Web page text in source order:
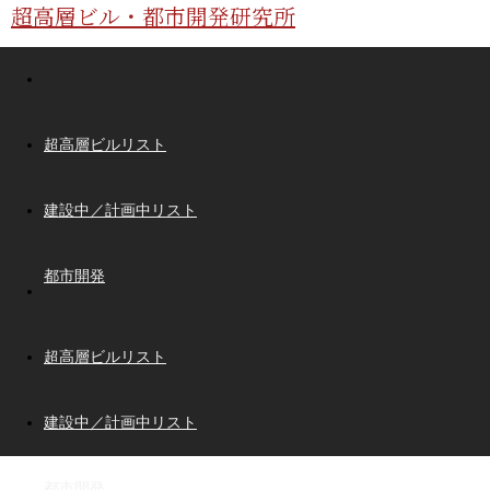
超高層ビル・都市開発研究所
超高層ビルリスト
建設中／計画中リスト
都市開発
超高層ビルリスト
建設中／計画中リスト